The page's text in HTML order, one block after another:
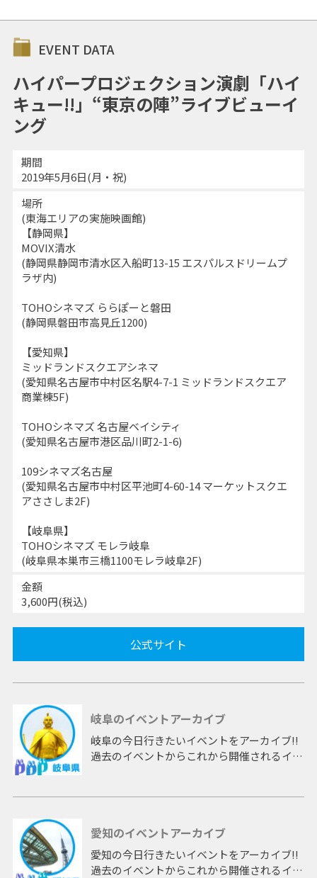
EVENT DATA
ハイパープロジェクション演劇「ハイ
キュー!!」“東京の陣”ライブビューイ
ング
期間
2019年5月6日(月・祝)
場所
(東海エリアの実施映画館)
【静岡県】
MOVIX清水
(静岡県静岡市清水区入船町13-15 エスパルスドリームプ
ラザ内)
TOHOシネマズ ららぽーと磐田
(静岡県磐田市高見丘1200)
【愛知県】
ミッドランドスクエアシネマ
(愛知県名古屋市中村区名駅4-7-1 ミッドランドスクエア
商業棟5F)
TOHOシネマズ 名古屋ベイシティ
(愛知県名古屋市港区品川町2-1-6)
109シネマズ名古屋
(愛知県名古屋市中村区平池町4-60-14 マーケットスクエ
アささしま2F)
【岐阜県】
TOHOシネマズ モレラ岐阜
(岐阜県本巣市三橋1100モレラ岐阜2F)
金額
3,600円(税込)
公式サイト
岐阜のイベントアーカイブ
岐阜の今日行きたいイベントをアーカイブ!!
過去のイベントからこれから開催されるイベ
愛知のイベントアーカイブ
愛知の今日行きたいイベントをアーカイブ!!
過去のイベントからこれから開催されるイベ